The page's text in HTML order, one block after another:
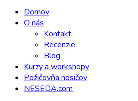
Domov
O nás
Kontakt
Recenzie
Blog
Kurzy a workshopy
Požičovňa nosičov
NESEDA.com